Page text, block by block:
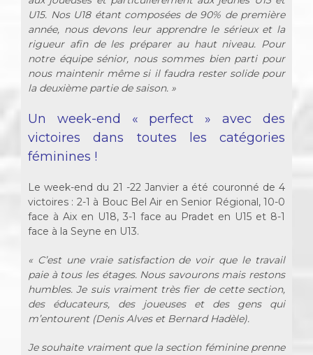
U15. Nos U18 étant composées de 90% de première
année, nous devons leur apprendre le sérieux et la
rigueur afin de les préparer au haut niveau. Pour
notre équipe sénior, nous sommes bien parti pour
nous maintenir même si il faudra rester solide pour
la deuxième partie de saison. »
Un week-end « perfect » avec des
victoires dans toutes les catégories
féminines !
Le week-end du 21 -22 Janvier a été couronné de 4
victoires : 2-1 à Bouc Bel Air en Senior Régional, 10-0
face à Aix en U18, 3-1 face au Pradet en U15 et 8-1
face à la Seyne en U13.
« C’est une vraie satisfaction de voir que le travail
paie à tous les étages. Nous savourons mais restons
humbles. Je suis vraiment très fier de cette section,
des éducateurs, des joueuses et des gens qui
m’entourent (Denis Alves et Bernard Hadèle).
Je souhaite vraiment que la section féminine prenne